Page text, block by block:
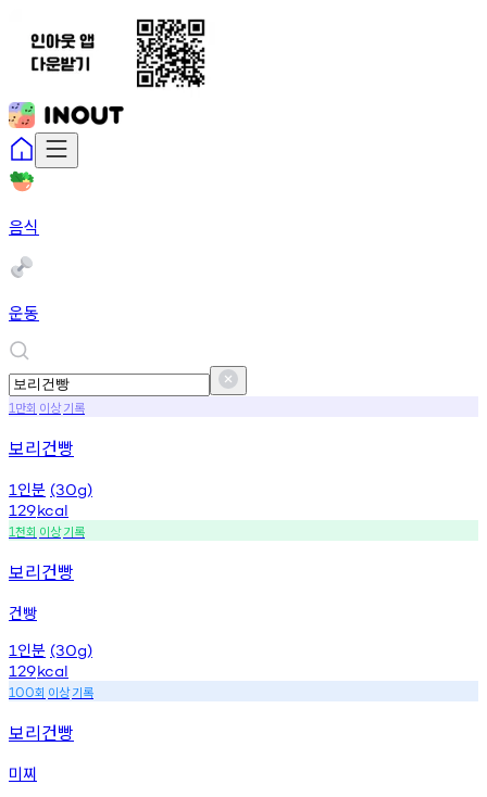
음식
운동
1 만회 이상기록
보리건빵
1 인분 (30g)
129kcal
1천회 이상기록
보리건빵
건빵
1 인분 (30g)
129kcal
100회 이상기록
보리건빵
미찌